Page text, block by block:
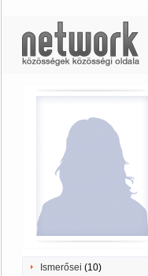
Ismerősei (10)